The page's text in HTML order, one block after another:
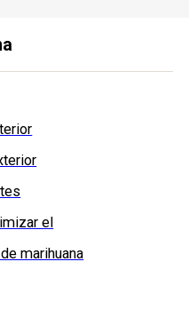
el
marihuana